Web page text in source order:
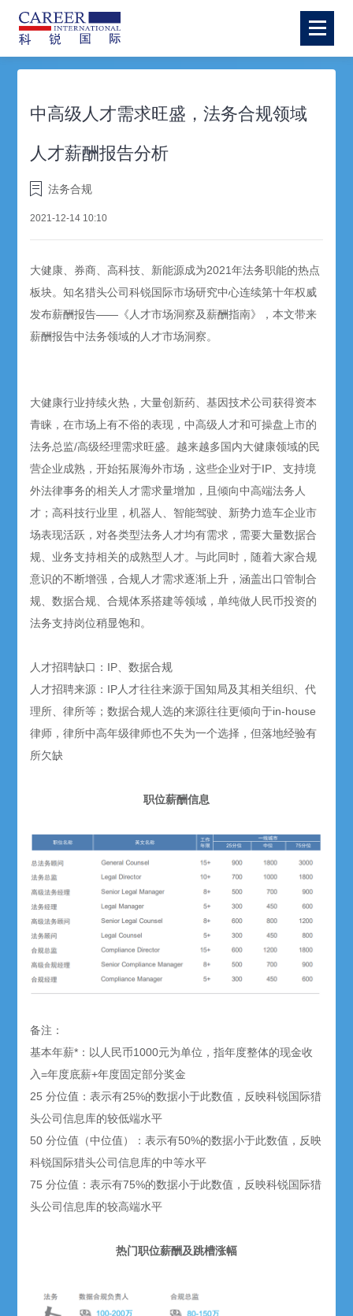
中高级人才需求旺盛，法务合规领域
人才薪酬报告分析
法务合规
2021-12-14 10:10
大健康、券商、高科技、新能源成为2021年法务职能的热点
板块。知名猎头公司科锐国际市场研究中心连续第十年权威
发布薪酬报告——《人才市场洞察及薪酬指南》，本文带来
薪酬报告中法务领域的人才市场洞察。
大健康行业持续火热，大量创新药、基因技术公司获得资本
青睐，在市场上有不俗的表现，中高级人才和可操盘上市的
法务总监/高级经理需求旺盛。越来越多国内大健康领域的民
营企业成熟，开始拓展海外市场，这些企业对于IP、支持境
外法律事务的相关人才需求量增加，且倾向中高端法务人
才；高科技行业里，机器人、智能驾驶、新势力造车企业市
场表现活跃，对各类型法务人才均有需求，需要大量数据合
规、业务支持相关的成熟型人才。与此同时，随着大家合规
意识的不断增强，合规人才需求逐渐上升，涵盖出口管制合
规、数据合规、合规体系搭建等领域，单纯做人民币投资的
法务支持岗位稍显饱和。
人才招聘缺口：IP、数据合规
人才招聘来源：IP人才往往来源于国知局及其相关组织、代
理所、律所等；数据合规人选的来源往往更倾向于in-house
律师，律所中高年级律师也不失为一个选择，但落地经验有
所欠缺
职位薪酬信息
备注：
基本年薪*：以人民币1000元为单位，指年度整体的现金收
入=年度底薪+年度固定部分奖金
25 分位值：表示有25%的数据小于此数值，反映科锐国际猎
头公司信息库的较低端水平
50 分位值（中位值）：表示有50%的数据小于此数值，反映
科锐国际猎头公司信息库的中等水平
75 分位值：表示有75%的数据小于此数值，反映科锐国际猎
头公司信息库的较高端水平
热门职位薪酬及跳槽涨幅